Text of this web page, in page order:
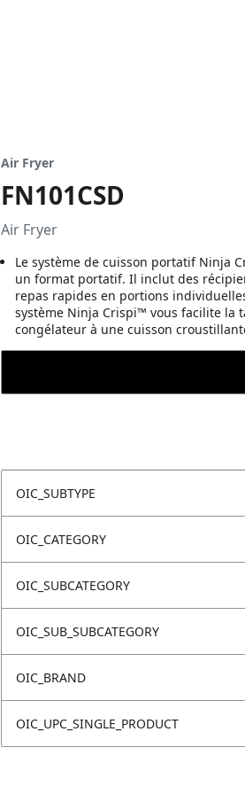
Air Fryer
FN101CSD
Air Fryer
Le système de cuisson portatif Ninja
un format portatif. Il inclut des
repas rapides en portions
système Ninja Crispi™ vous facilite la
congélateur à une cuisson
OIC_SUBTYPE
OIC_CATEGORY
OIC_SUBCATEGORY
OIC_SUB_SUBCATEGORY
OIC_BRAND
OIC_UPC_SINGLE_PRODUCT